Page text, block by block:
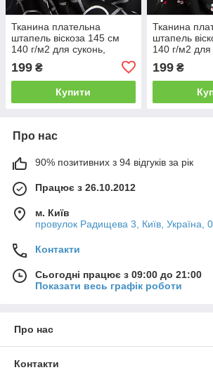
Тканина плательна
штапель віскоза 145 см
140 г/м2 для суконь,
комбінезонів, дитячого
одягу гучі
199 ₴
Купити
Тканина
штапель
140 г/м2 для
одягу
199₴
Про нас
90% позитивних з 94 відгуків за рік
Працює з 26.10.2012
м. Київ
провулок Радищева 3, Київ, Україна,
Контакти
Сьогодні працює з 09:00 до 21:00
Показати весь графік роботи
Про нас
Контакти